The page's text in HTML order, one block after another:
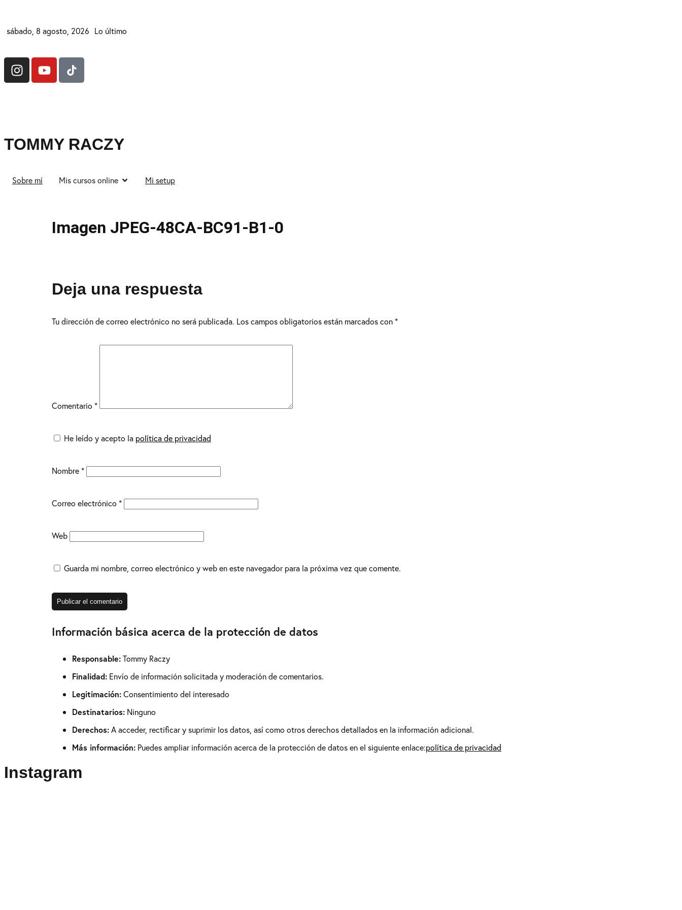
sábado, 8 agosto, 2026 Lo último
TOMMY RACZY
Sobre mí Mis cursos online Mi setup
Imagen JPEG-48CA-BC91-B1-0
Deja una respuesta
Tu dirección de correo electrónico no será publicada. Los campos obligatorios están marcados con*
Comentario *
He leído y acepto la política de privacidad
Nombre*
Correo electrónico *
Web
Guarda mi nombre, correo electrónico y web en este navegador para la próxima vez que comente.
Información básica acerca de la protección de datos
Responsable:Tommy Raczy
Finalidad: Envío de información solicitada y moderación de comentarios.
Legitimación:Consentimiento del interesado
Destinatarios: Ninguno
Derechos:A acceder, rectificar y suprimir los datos, así como otros derechos detallados en la información adicional.
Más información: Puedes ampliar información acerca de la protección de datos en el siguiente enlace:política de privacidad
Instagram